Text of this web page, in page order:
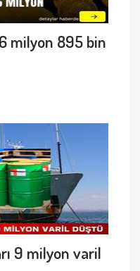
milyon 895 bin
9 milyon varil